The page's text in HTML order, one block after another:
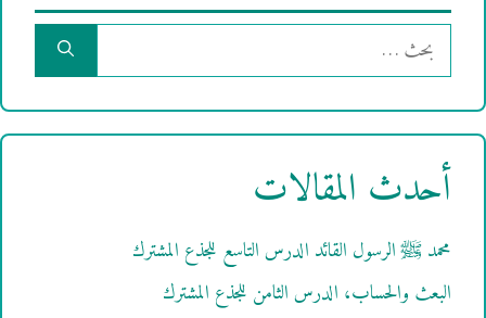
البحث
عن:
أحدث المقالات
محمد ﷺ الرسول القائد الدرس التاسع للجذع المشترك
البعث والحساب، الدرس الثامن للجذع المشترك